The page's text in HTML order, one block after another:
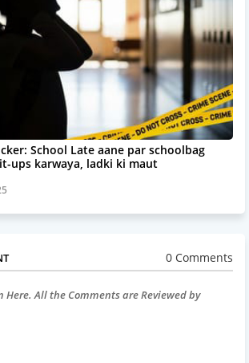
School Late aane par schoolbag
ups karwaya, ladki ki maut
0 Comments
Here. All the Comments are Reviewed by